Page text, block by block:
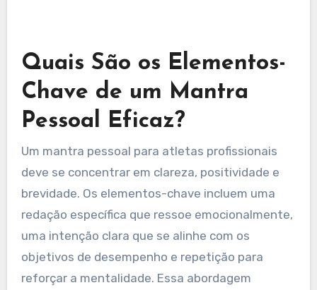
Quais São os Elementos-
Chave de um Mantra
Pessoal Eficaz?
Um mantra pessoal para atletas profissionais